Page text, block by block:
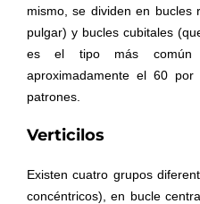
mismo, se dividen en bucles
pulgar) y bucles cubitales
es el tipo más común
aproximadamente el 60
patrones.
Verticilos
Existen cuatro grupos
concéntricos), en bucle